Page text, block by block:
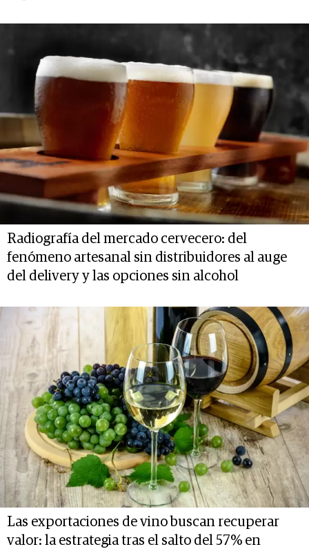
Radiografía del mercado cervecero: del
fenómeno artesanal sin distribuidores al auge
del delivery y las opciones sin alcohol
Las exportaciones de vino buscan recuperar
valor: la estrategia tras el salto del 57% en